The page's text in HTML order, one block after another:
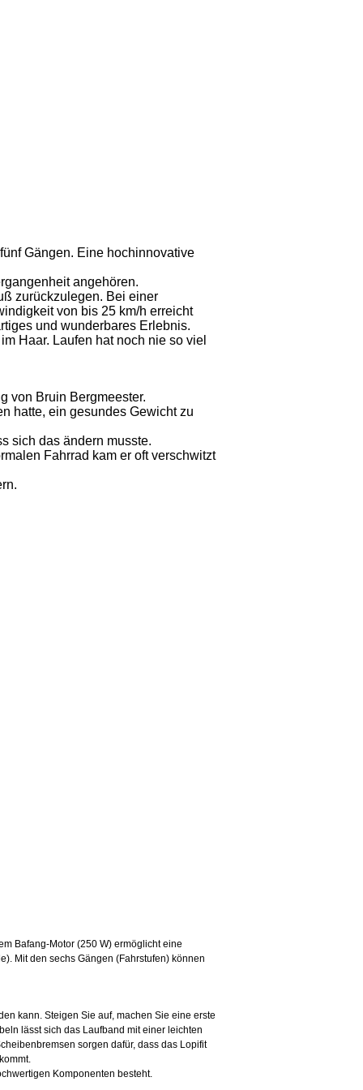
Gängen. Eine hochinnovative
angehören.
zurückzulegen. Bei einer
von bis 25 km/h erreicht
und wunderbares Erlebnis.
Haar. Laufen hat noch nie so viel
von Bruin Bergmeester.
hatte, ein gesundes Gewicht zu
sich das ändern musste.
Fahrrad kam er oft verschwitzt
Bafang-Motor (250 W) ermöglicht eine
Mit den sechs Gängen (Fahrstufen) können
kann. Steigen Sie auf, machen Sie eine erste
lässt sich das Laufband mit einer leichten
sorgen dafür, dass das Lopifit
Komponenten besteht.